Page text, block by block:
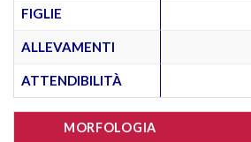
FIGLIE
ALLEVAMENTI
ATTENDIBILITÀ
MORFOLOGIA